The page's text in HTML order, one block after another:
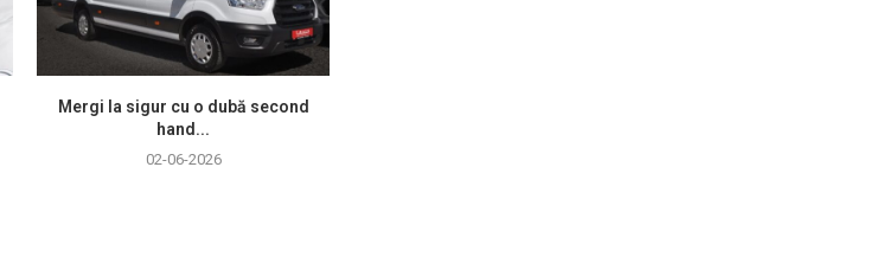
Mergi la sigur cu o dubă second
hand...
02-06-2026